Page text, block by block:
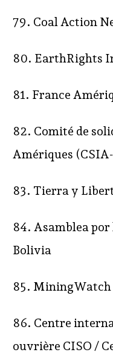
79. Coal Action
80. EarthRights
81. France
82. Comité de
Amériques
83. Tierra y
84. Asamblea por
Bolivia
85. MiningWatch
86. Centre
ouvrière CISO /